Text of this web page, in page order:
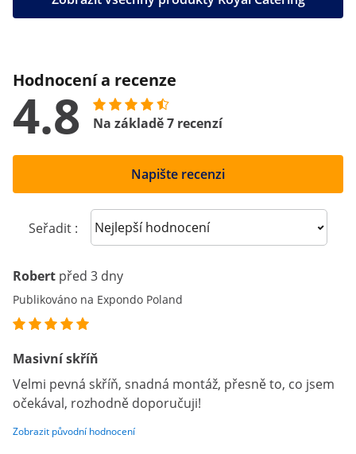
Hodnocení a recenze
4.8 Na základě 7 recenzí
Napište recenzi
Seřadit : Sort reviews
Robert před 3 dny
Publikováno na Expondo Poland
Masivní skříň
Velmi pevná skříň, snadná montáž, přesně to, co jsem
očekával, rozhodně doporučuji!
Zobrazit původní hodnocení